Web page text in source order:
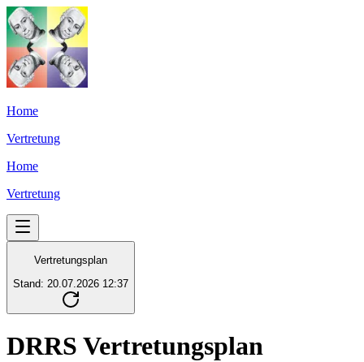
Home
Vertretung
Home
Vertretung
Vertretungsplan
Stand: 20.07.2026 12:37
DRRS Vertretungsplan